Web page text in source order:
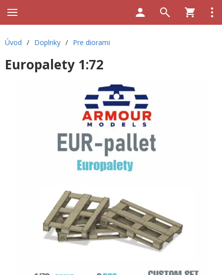
Úvod / Doplnky / Pre diorami
Europalety 1:72